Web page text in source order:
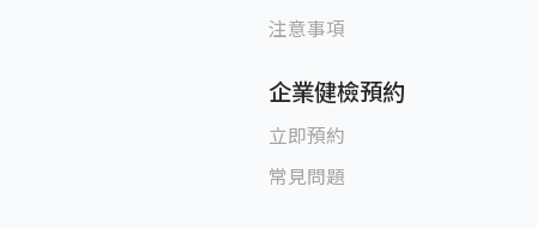
注意事項
企業健檢預約
立即預約
常見問題